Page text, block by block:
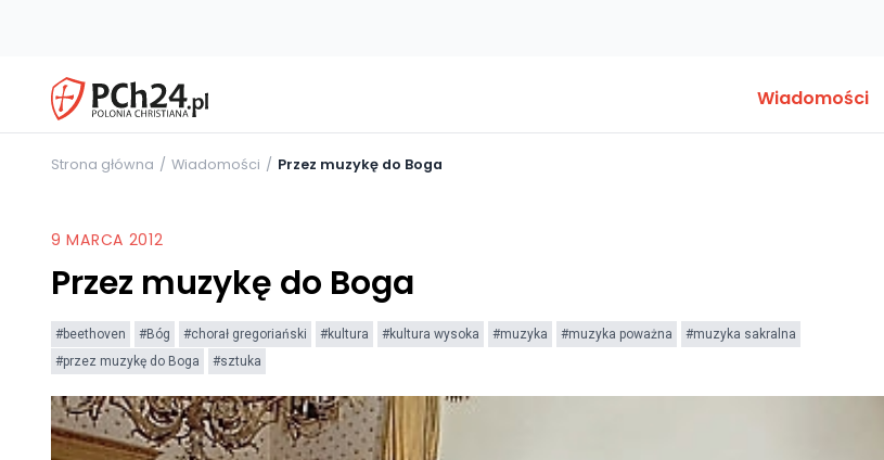
Wiadomości
Strona główna Wiadomości Przez muzykę do Boga
9 MARCA 2012
Przez muzykę do Boga
#beethoven #Bóg #chorał gregoriański #kultura #kultura wysoka #muzyka #muzyka poważna
#muzyka sakralna
#przez muzykę do Boga
#sztuka